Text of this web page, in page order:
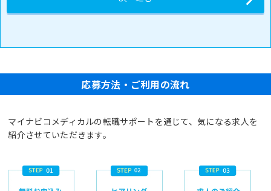
応募方法・ご利用の流れ
マイナビコメディカルの転職サポートを通じて、気になる求人を
紹介させていただきます。